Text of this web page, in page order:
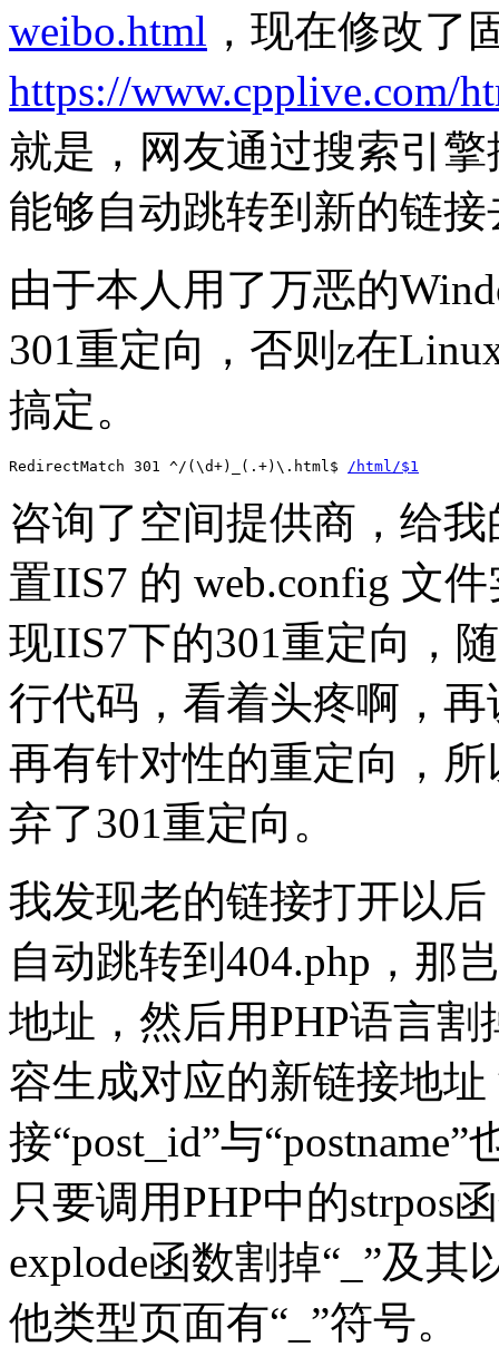
weibo.html ，现在修改了
https://www.cpplive.com/
就是，网友通过搜索引
能够自动跳转到新的链接
由于本人用了万恶的
301重定向，否则z在
搞定。
RedirectMatch 301 ^/(\d+)_(.+)\.html$ /html/$1
咨询了空间提供商，给
置IIS7 的 web.config 文
现IIS7下的301重定向，
行代码，看着头疼啊，
再有针对性的重定向，
弃了301重定向。
我发现老的链接打开以
自动跳转到404.php，那
地址，然后用PHP语言割
容生成对应的新链接地
接“post_id”与
只要调用PHP中的strpos
explode函数割掉“_”及
他类型页面有“_”符号。